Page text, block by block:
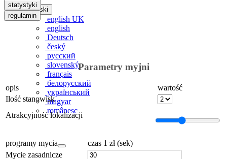
polski
english UK
english
Deutsch
český
русский
slovenský
français
белорусский
український
magyar
românesc
statystyki
regulamin
Parametry myjni
opis
wartość
Ilość stanowisk
Atrakcyjność lokalizacji
programy mycia
czas 1 zł (sek)
Mycie zasadnicze